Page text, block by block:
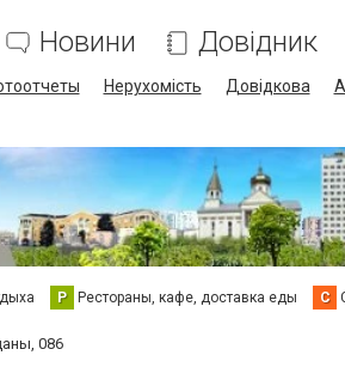
Новини Довідник
Нерухомість Довідкова
Р Рестораны, кафе, доставка еды С
086